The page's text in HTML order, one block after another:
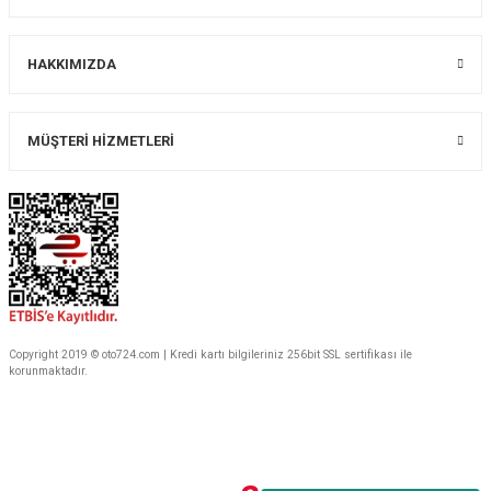
HAKKIMIZDA
MÜŞTERİ HİZMETLERİ
Copyright 2019 © oto724.com | Kredi kartı bilgileriniz 256bit SSL sertifikası ile
korunmaktadır.